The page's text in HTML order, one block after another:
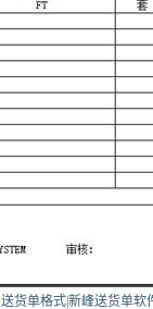
送货单格式|新峰送货单软